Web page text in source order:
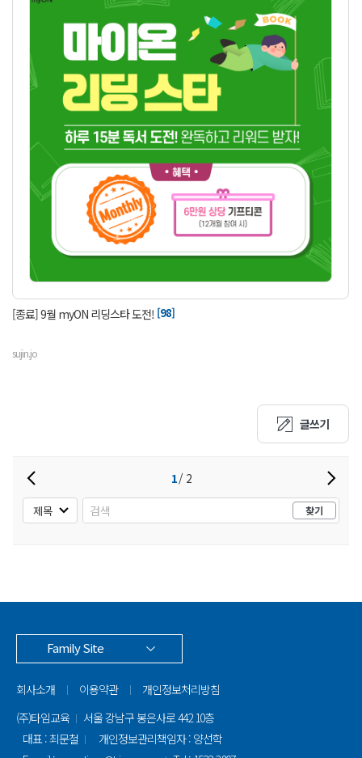
[종료] 9월 myON 리딩스타 도전! [98]
sujin.jo
글쓰기
1 2
찾기
(주)타임교육
서울 강남구 봉은사로 442 10층
대표 : 최문철
개인정보관리책임자 : 양선학
Family Site
회사소개 이용약관 개인정보처리방침